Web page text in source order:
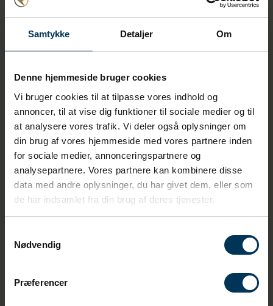
Samtykke Detaljer Om
Denne hjemmeside bruger cookies
Vi bruger cookies til at tilpasse vores indhold og
annoncer, til at vise dig funktioner til sociale medier og til
at analysere vores trafik. Vi deler også oplysninger om
din brug af vores hjemmeside med vores partnere inden
for sociale medier, annonceringspartnere og
analysepartnere. Vores partnere kan kombinere disse
data med andre oplysninger, du har givet dem, eller som
de har indsamlet fra din brug af deres tjenester.
Nødvendig
Præferencer
Har du fået dine krypterings-nøgler? (GPK60
og GPK 61)
Har du fået din krypteringsnøgle hos dit netselskab –
Gå til step 5
Har du ikke fået din krypteringsnøgle
Ring eller send en mail til dit netselskab og bed
om en krypteringsnøgle til din elmåler.
Find dit netselskab og telefonnummer
her
Send din krypteringsnøgle til support@saveeye.dk